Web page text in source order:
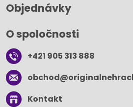
Objednávky
O spoločnosti
+421 905 313 888
Kontakt